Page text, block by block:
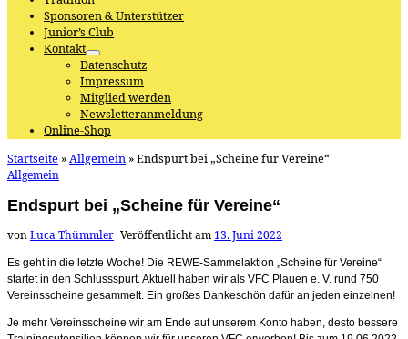
Sponsoren & Unterstützer
Junior’s Club
Kontakt
Datenschutz
Impressum
Mitglied werden
Newsletteranmeldung
Online-Shop
Startseite »Allgemein »Endspurt bei „Scheine für Vereine“
Allgemein
Endspurt bei „Scheine für Vereine“
vonLuca Thümmler|Veröffentlicht am 13. Juni 2022
Es geht in die letzte Woche! Die REWE-Sammelaktion „Scheine für Vereine“
startet in den Schlussspurt. Aktuell haben wir als VFC Plauen e. V. rund 750
Vereinsscheine gesammelt. Ein großes Dankeschön dafür an jeden einzelnen!
Je mehr Vereinsscheine wir am Ende auf unserem Konto haben, desto bessere